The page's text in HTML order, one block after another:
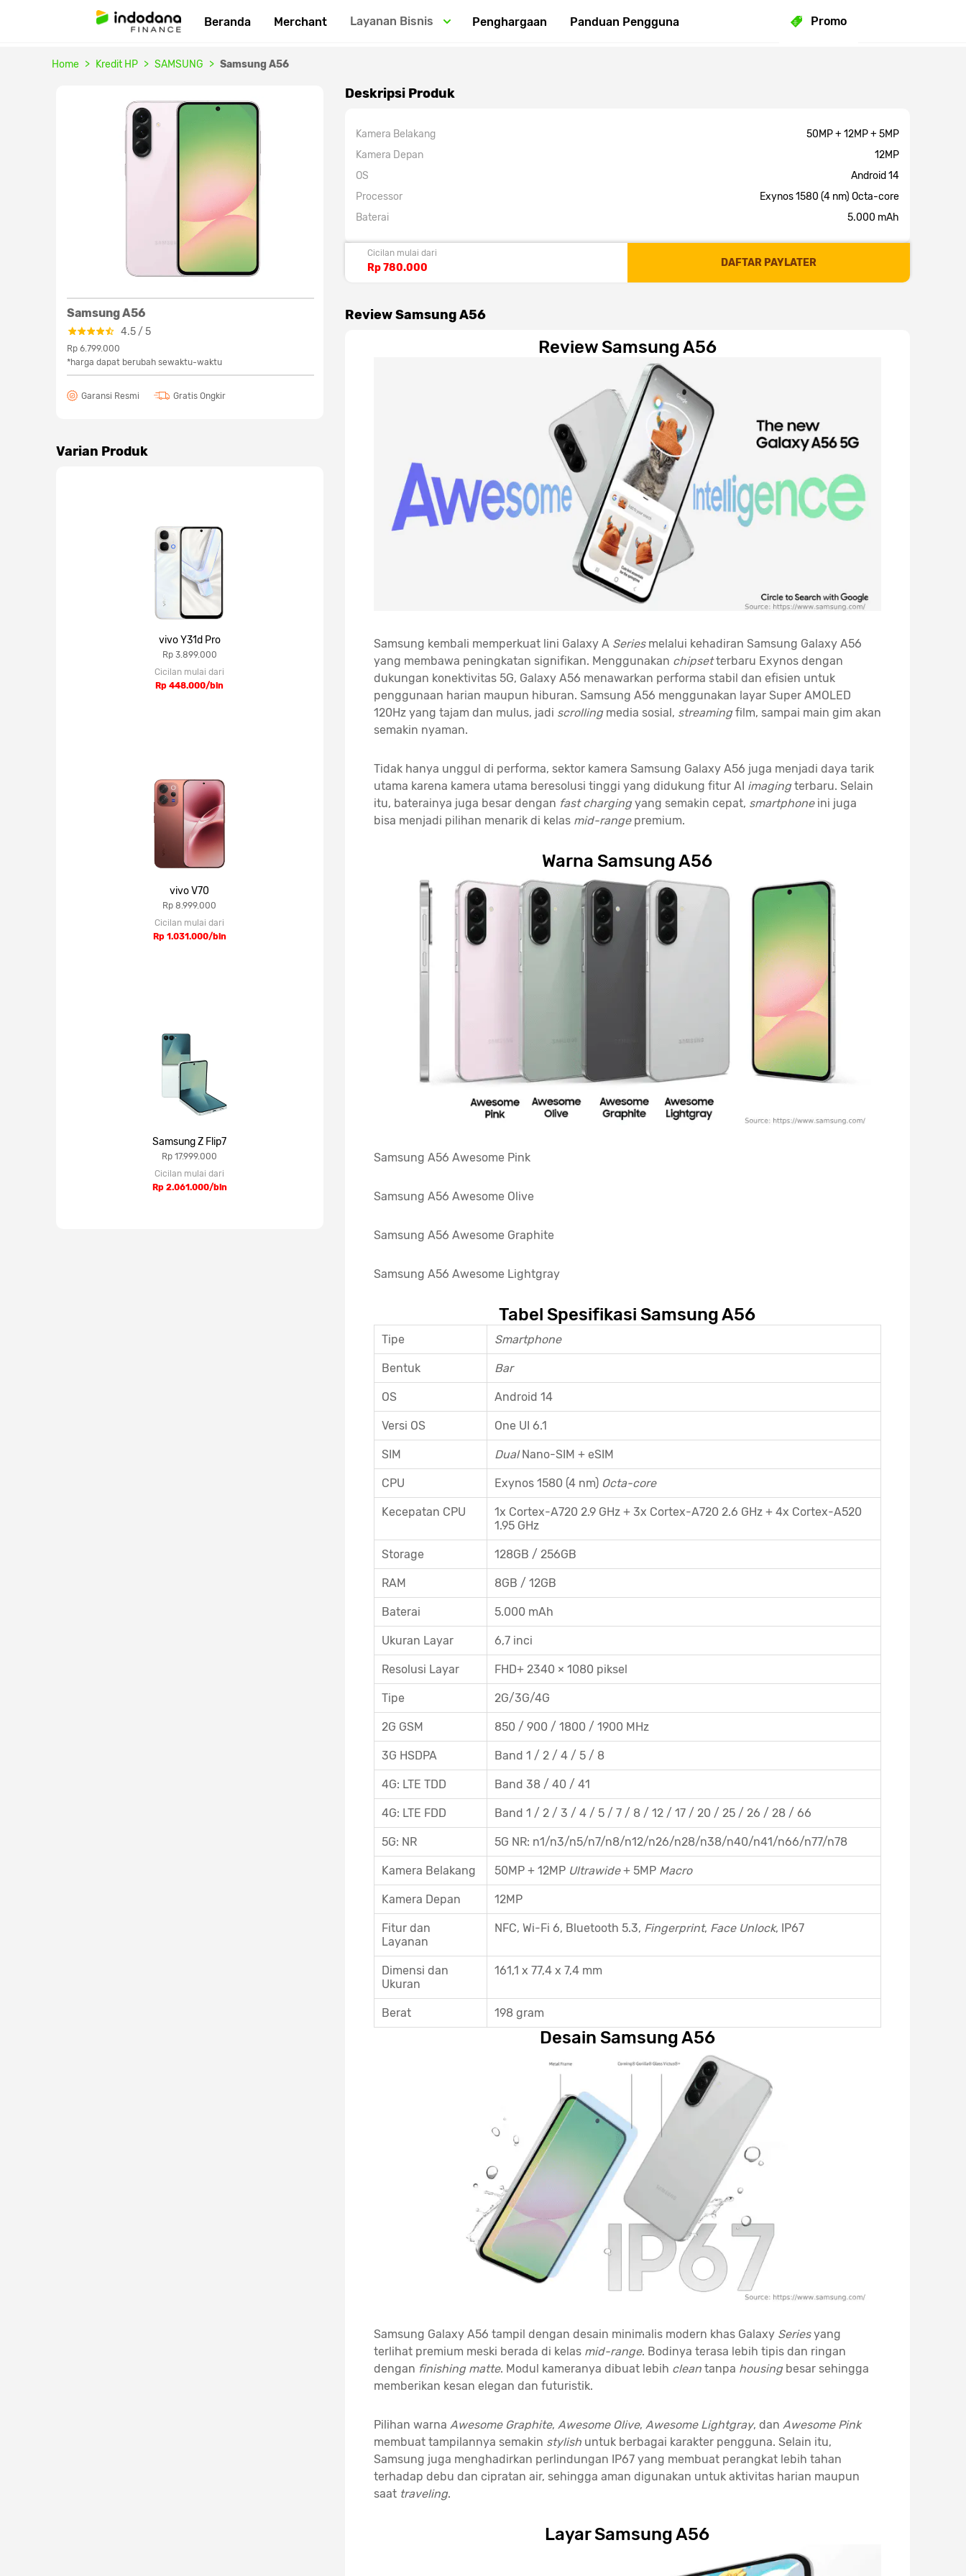
Beranda Merchant Layanan Bisnis Penghargaan Panduan Pengguna Promo
Home Kredit HP SAMSUNG Samsung A56
Samsung A56
4.5/ 5
Rp 6.799.000
*harga dapat berubah sewaktu-waktu
Garansi Resmi Gratis Ongkir
Varian Produk
vivo Y31d Pro
Rp 3.899.000
Cicilan mulai dari
Rp 448.000/bln
vivo V70
Rp 8.999.000
Cicilan mulai dari
Rp 1.031.000/bln
Samsung Z Flip7
Rp 17.999.000
Cicilan mulai dari
Rp 2.061.000/bln
Deskripsi Produk
Kamera Belakang
50MP + 12MP + 5MP
Kamera Depan
12MP
OS
Android 14
Processor
Exynos 1580 (4 nm) Octa-core
Baterai
5.000 mAh
Cicilan mulai dari
Rp 780.000 DAFTAR PAYLATER
Review Samsung A56
Review Samsung A56
Samsung kembali memperkuat lini Galaxy A Series melalui kehadiran Samsung Galaxy A56
yang membawa peningkatan signifikan. Menggunakan chipsetterbaru Exynos dengan
dukungan konektivitas 5G, Galaxy A56 menawarkan performa stabil dan efisien untuk
penggunaan harian maupun hiburan. Samsung A56 menggunakan layar Super AMOLED
120Hz yang tajam dan mulus, jadi scrollingmedia sosial, streamingfilm, sampai main gim akan
semakin nyaman.
Tidak hanya unggul di performa, sektor kamera Samsung Galaxy A56 juga menjadi daya tarik
utama karena kamera utama beresolusi tinggi yang didukung fitur AI imagingterbaru. Selain
itu, baterainya juga besar dengan fast chargingyang semakin cepat, smartphoneini juga
bisa menjadi pilihan menarik di kelas mid-rangepremium.
Warna Samsung A56
Samsung A56 Awesome Pink
Samsung A56 Awesome Olive
Samsung A56 Awesome Graphite
Samsung A56 Awesome Lightgray
Tabel Spesifikasi Samsung A56
Tipe Smartphone
Bentuk Bar
OS Android 14
Versi OS One UI 6.1
SIM DualNano-SIM + eSIM
CPU Exynos 1580 (4 nm)Octa-core
Kecepatan CPU
1x Cortex-A720 2.9 GHz + 3x Cortex-A720 2.6 GHz + 4x Cortex-A520
1.95 GHz
Storage 128GB / 256GB
RAM 8GB / 12GB
Baterai 5.000 mAh
Ukuran Layar 6,7 inci
Resolusi Layar FHD+ 2340 × 1080 piksel
Tipe 2G/3G/4G
2G GSM 850 / 900 / 1800 / 1900 MHz
3G HSDPA Band 1 / 2 / 4 / 5 / 8
4G: LTE TDD Band 38 / 40 / 41
4G: LTE FDD Band 1 / 2 / 3 / 4 / 5 / 7 / 8 / 12 / 17 / 20 / 25 / 26 / 28 / 66
5G: NR 5G NR: n1/n3/n5/n7/n8/n12/n26/n28/n38/n40/n41/n66/n77/n78
Kamera Belakang 50MP + 12MP Ultrawide+ 5MP Macro
Kamera Depan 12MP
Fitur dan
Layanan
NFC, Wi-Fi 6, Bluetooth 5.3, Fingerprint, Face Unlock, IP67
Dimensi dan
Ukuran
161,1 x 77,4 x 7,4 mm
Berat 198 gram
Desain Samsung A56
Samsung Galaxy A56 tampil dengan desain minimalis modern khas Galaxy Seriesyang
terlihat premium meski berada di kelas mid-range. Bodinya terasa lebih tipis dan ringan
dengan finishing matte. Modul kameranya dibuat lebih cleantanpa housingbesar sehingga
memberikan kesan elegan dan futuristik.
Pilihan warna Awesome Graphite, Awesome Olive, Awesome Lightgray, dan Awesome Pink
membuat tampilannya semakin stylishuntuk berbagai karakter pengguna. Selain itu,
Samsung juga menghadirkan perlindungan IP67 yang membuat perangkat lebih tahan
terhadap debu dan cipratan air, sehingga aman digunakan untuk aktivitas harian maupun
saat traveling.
Layar Samsung A56